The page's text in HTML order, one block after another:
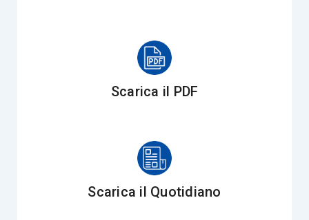
Cass. Civ., n. 19689/2004
spontanea della documentazione
contribuente ove si consideri che secondo questa
accesso operato al di fuori delle previsioni
Scarica il PDF
Scarica il Quotidiano